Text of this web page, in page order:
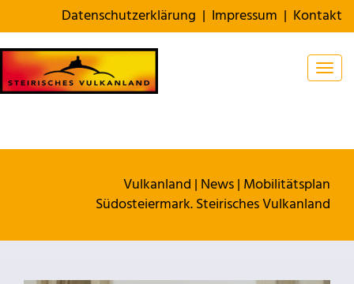
Datenschutzerklärung | Impressum | Kontakt
Vulkanland | News| Mobilitätsplan
Südosteiermark. Steirisches Vulkanland